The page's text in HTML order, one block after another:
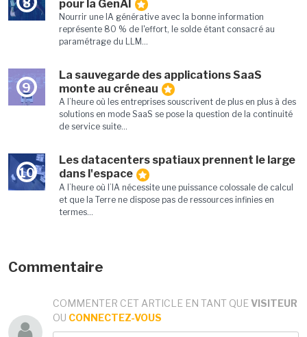
8 pour la GenAI
Nourrir une IA générative avec la bonne information
représente 80 % de l'effort, le solde étant consacré au
paramétrage du LLM...
9
La sauvegarde des applications SaaS
monte au créneau
A l’heure où les entreprises souscrivent de plus en plus à des
solutions en mode SaaS se pose la question de la continuité
de service suite...
10
Les datacenters spatiaux prennent le large
dans l'espace
A l’heure où l’IA nécessite une puissance colossale de calcul
et que la Terre ne dispose pas de ressources infinies en
termes...
Commentaire
COMMENTER CET ARTICLE EN TANT QUE VISITEUR
OU CONNECTEZ-VOUS